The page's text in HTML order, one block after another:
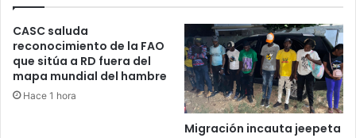
CASC saluda
reconocimiento de la FAO
que sitúa a RD fuera del
mapa mundial del hambre
Hace 1 hora
Migración incauta jeepeta